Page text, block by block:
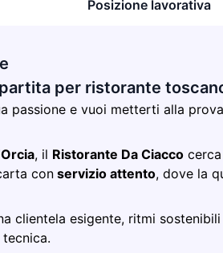
Posizione lavorativa
per ristorante
passione e vuoi metterti alla
, il Ristorante Da Ciacco
conservizio attento, dove la
clientela esigente, ritmi